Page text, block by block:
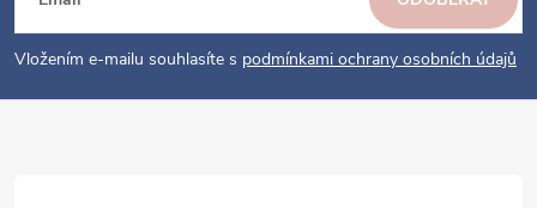
e
Vložením e-mailu souhlasíte s podmínkami ochrany osobních údajů